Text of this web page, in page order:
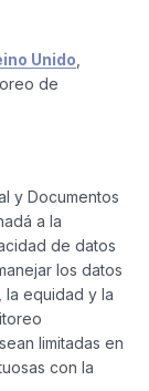
Unido,
de
y Documentos
a la
de datos
los datos
la equidad y la
limitadas en
con la